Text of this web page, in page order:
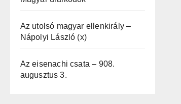
Az utolsó magyar ellenkirály –
Nápolyi László (x)
Az eisenachi csata – 908.
augusztus 3.